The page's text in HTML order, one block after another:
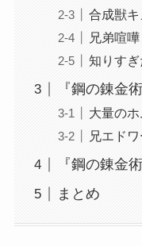
合成獣
兄弟喧嘩
知りす
『鋼の錬金
大量の
兄エド
『鋼の錬金
まとめ